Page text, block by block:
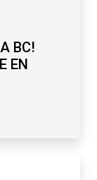
BC!
EN